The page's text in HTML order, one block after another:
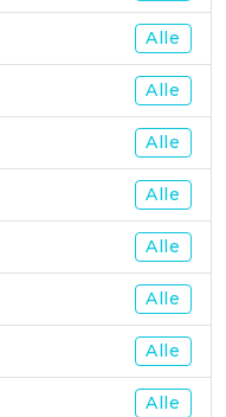
Alle
Alle
Alle
Alle
Alle
Alle
Alle
Alle